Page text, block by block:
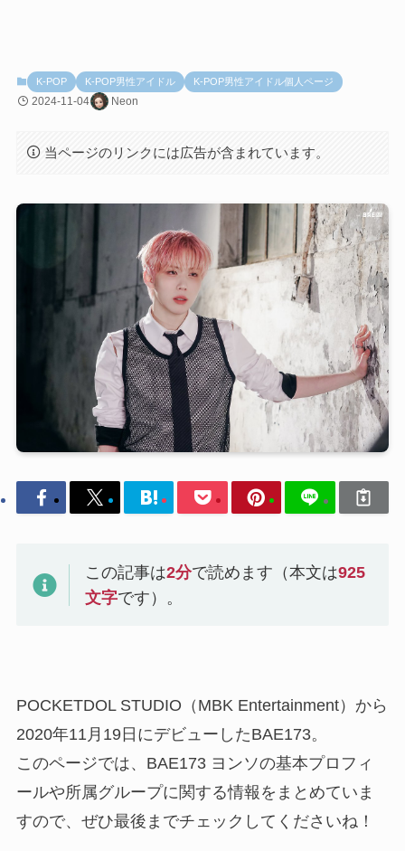
K-POP K-POP男性アイドル K-POP男性アイドル個人ページ
2024-11-04 Neon
当ページのリンクには広告が含まれています。
この記事は2分で読めます（本文は925
文字です）。
POCKETDOL STUDIO（MBK Entertainment）から
2020年11月19日にデビューしたBAE173。
このページでは、BAE173 ヨンソの基本プロフィ
ールや所属グループに関する情報をまとめていま
すので、ぜひ最後までチェックしてくださいね！